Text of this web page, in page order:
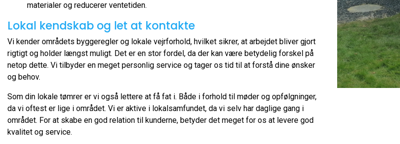
materialer og reducerer ventetiden.
Lokal kendskab og let at kontakte
Vi kender områdets byggeregler og lokale vejrforhold, hvilket sikrer, at arbejdet bliver gjort
rigtigt og holder længst muligt. Det er en stor fordel, da der kan være betydelig forskel på
netop dette. Vi tilbyder en meget personlig service og tager os tid til at forstå dine ønsker
og behov.
Som din lokale tømrer er vi også lettere at få fat i. Både i forhold til møder og opfølgninger,
da vi oftest er lige i området. Vi er aktive i lokalsamfundet, da vi selv har daglige gang i
området. For at skabe en god relation til kunderne, betyder det meget for os at levere god
kvalitet og service.